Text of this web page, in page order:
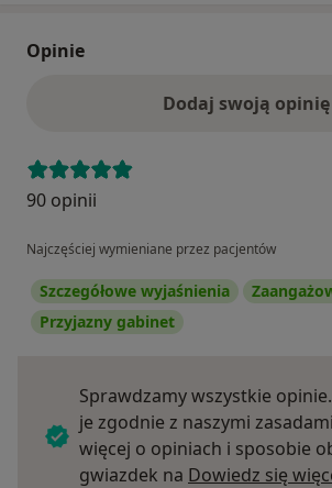
Opinie
Dodaj swoją opinię
90 opinii
Najczęściej wymieniane przez pacjentów
Szczegółowe wyjaśnienia
Przyjazny gabinet
Sprawdzamy wszystkie
je zgodnie z naszymi
więcej o opiniach i sposobie
gwiazdek na Dowiedz się